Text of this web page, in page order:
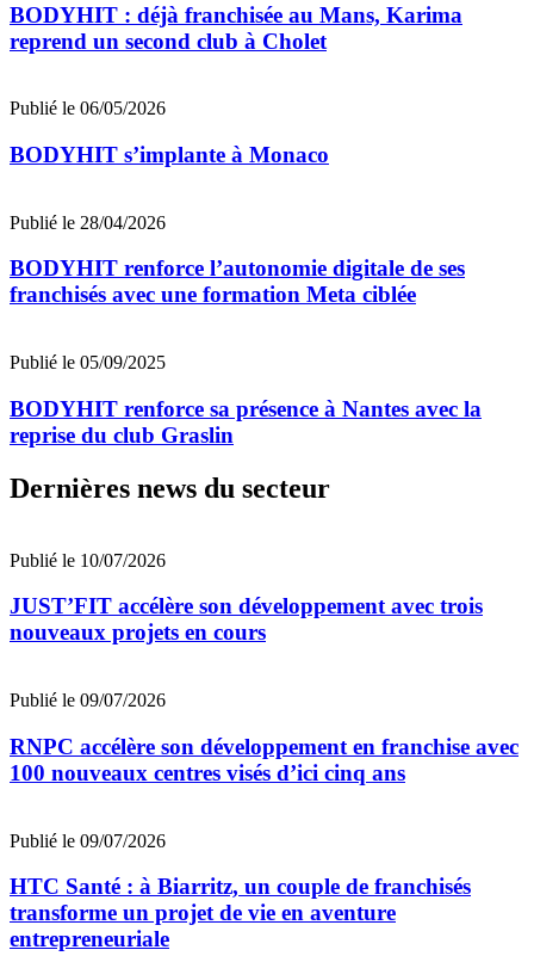
BODYHIT : déjà franchisée au Mans, Karima
reprend un second club à Cholet
Publié le 06/05/2026
BODYHIT s’implante à Monaco
Publié le 28/04/2026
BODYHIT renforce l’autonomie digitale de ses
franchisés avec une formation Meta ciblée
Publié le 05/09/2025
BODYHIT renforce sa présence à Nantes avec la
reprise du club Graslin
Dernières news du secteur
Publié le 10/07/2026
JUST’FIT accélère son développement avec trois
nouveaux projets en cours
Publié le 09/07/2026
RNPC accélère son développement en franchise avec
100 nouveaux centres visés d’ici cinq ans
Publié le 09/07/2026
HTC Santé : à Biarritz, un couple de franchisés
transforme un projet de vie en aventure
entrepreneuriale